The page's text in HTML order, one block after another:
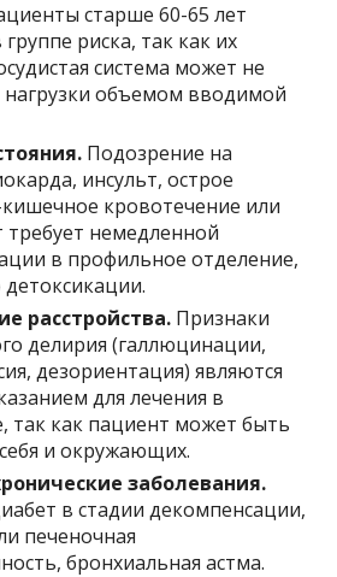
старше 60-65 лет
группе риска, так как их
система может не
объемом вводимой
Подозрение на
инсульт, острое
кровотечение или
требует немедленной
в профильное отделение,
расстройства. Признаки
делирия (галлюцинации,
дезориентация) являются
для лечения в
так как пациент может быть
и окружающих.
заболевания.
в стадии декомпенсации,
печеночная
бронхиальная астма.